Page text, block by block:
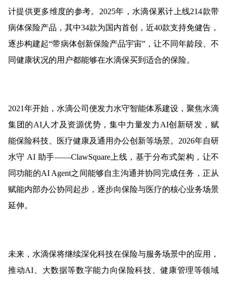
计提供更多维度的参考。2025年，水滴保累计上线214款带
病体保险产品，其中34款为国内首创，近40款支持免健告，
逐步构建起“带病体创新保险产品宇宙”，让不同年龄段、不
同健康状况的用户都能够在水滴保买到适合的保险。
2021年开始，水滴公司便发力水守智能体系建设，聚焦水滴
集团的AI人才及资源优势，集中力量发力AI创新研发，赋
能保险科技、医疗健康及通用办公创新等场景。2026年自研
水守 AI 助手——ClawSquare上线，基于分布式架构，让不
同功能的AI Agent之间能够自主沟通并协同完成任务，正从
赋能内部办公协同起步，逐步向保险与医疗的核心业务场景
延伸。
未来，水滴保将继续深化科技在保险与服务场景中的应用，
推动AI、大数据等数字能力向保险科技、健康管理等领域